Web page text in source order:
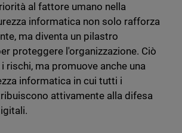
al fattore umano nella
informatica non solo rafforza
ma diventa un pilastro
proteggere l'organizzazione. Ciò
rischi, ma promuove anche una
informatica in cui tutti i
attivamente alla difesa